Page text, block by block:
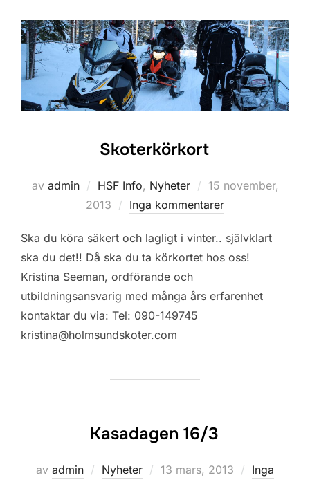
Skoterkörkort
av admin HSF Info, Nyheter
Publicerat
den
15 november,
2013
Inga kommentarer
Ska du köra säkert och lagligt i vinter.. självklart
ska du det!! Då ska du ta körkortet hos oss!
Kristina Seeman, ordförande och
utbildningsansvarig med många års erfarenhet
kontaktar du via: Tel: 090-149745
kristina@holmsundskoter.com
Kasadagen 16/3
av admin Nyheter
Publicerat
13 mars, 2013
Inga